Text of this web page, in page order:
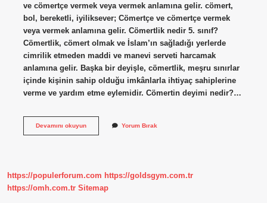
ve cömertçe vermek veya vermek anlamına gelir. cömert,
bol, bereketli, iyiliksever; Cömertçe ve cömertçe vermek
veya vermek anlamına gelir. Cömertlik nedir 5. sınıf?
Cömertlik, cömert olmak ve İslam’ın sağladığı yerlerde
cimrilik etmeden maddi ve manevi serveti harcamak
anlamına gelir. Başka bir deyişle, cömertlik, meşru sınırlar
içinde kişinin sahip olduğu imkânlarla ihtiyaç sahiplerine
verme ve yardım etme eylemidir. Cömertin deyimi nedir?…
Devamını okuyunTdk
Yorum Bırak
https://populerforum.com https://goldsgym.com.tr
https://omh.com.tr Sitemap